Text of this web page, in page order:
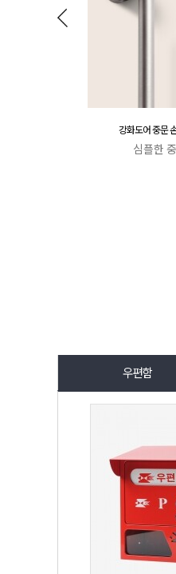
강화도어 중문
심플한
우편함